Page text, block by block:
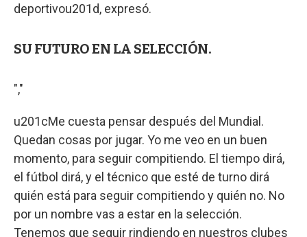
deportivou201d, expresó.
SU FUTURO EN LA SELECCIÓN.
","
u201cMe cuesta pensar después del Mundial.
Quedan cosas por jugar. Yo me veo en un buen
momento, para seguir compitiendo. El tiempo dirá,
el fútbol dirá, y el técnico que esté de turno dirá
quién está para seguir compitiendo y quién no. No
por un nombre vas a estar en la selección.
Tenemos que seguir rindiendo en nuestros clubes